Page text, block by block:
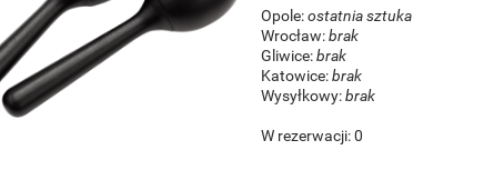
Opole:ostatnia sztuka
Wrocław:brak
Gliwice:brak
Katowice:brak
Wysyłkowy:brak
W rezerwacji: 0